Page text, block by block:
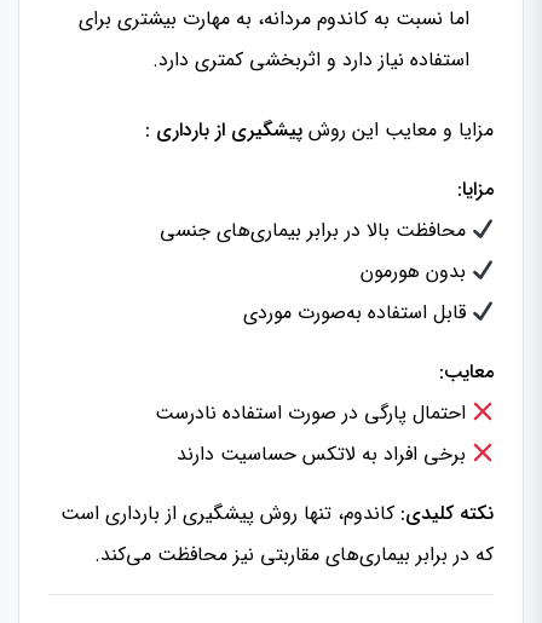
اما نسبت به کاندوم مردانه، به مهارت بیشتری برای
استفاده نیاز دارد و اثربخشی کمتری دارد.
مزایا و معایب این روش پیشگیری از بارداری :
مزایا:
محافظت بالا در برابر بیماری‌های جنسی
بدون هورمون
قابل استفاده به‌صورت موردی
معایب:
احتمال پارگی در صورت استفاده نادرست
برخی افراد به لاتکس حساسیت دارند
نکته کلیدی: کاندوم، تنها روش پیشگیری از بارداری است
که در برابر بیماری‌های مقاربتی نیز محافظت می‌کند.